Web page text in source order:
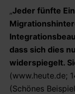
„Jeder fünfte
dass sich dies
widerspiegelt.
(www.heute.de;
(Schönes